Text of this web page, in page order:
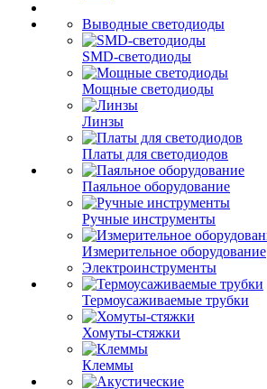
Выводные светодиоды
SMD-светодиоды
Мощные светодиоды
Линзы
Платы для светодиодов
Паяльное оборудование
Ручные инструменты
Измерительное оборудование
Электроинструменты
Термоусаживаемые трубки
Хомуты-стяжки
Клеммы